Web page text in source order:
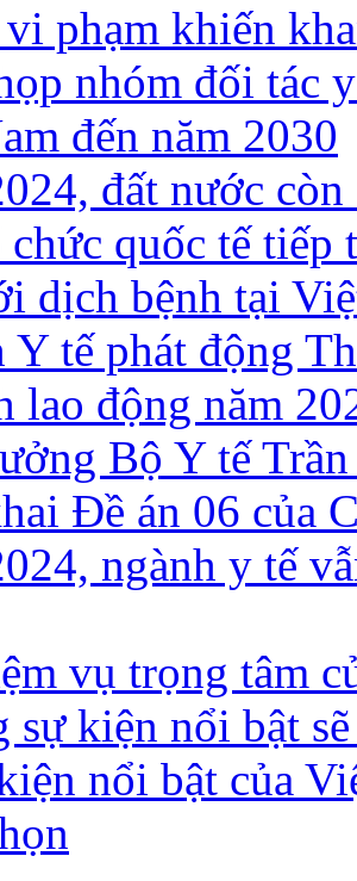
phạm khiến
nhóm đối tác
đến năm 2030
đất nước
chức quốc tế
dịch bệnh tại
Y tế phát động
lao động năm
Bộ Y tế
Đề án 06 của
ngành y tế
vụ trọng tâm
sự kiện nổi bật
nổi bật của